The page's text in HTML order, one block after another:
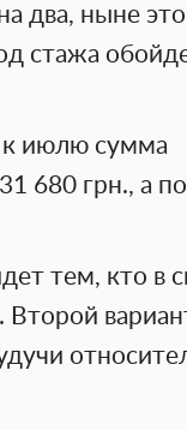
два, ныне это
стажа
к июлю сумма
680 грн., а
тем, кто в
Второй